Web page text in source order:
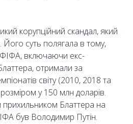
корупційний скандал, який
суть полягала в тому,
включаючи екс-
отримали за
світу (2010, 2018 та
у 150 млн доларів.
Блаттера на
був Володимир Путін.